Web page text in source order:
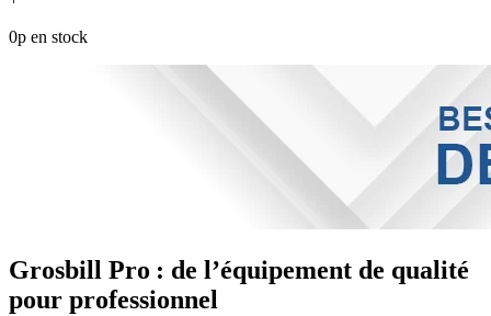
0p en stock
Grosbill Pro : de l’équipement de qualité
pour professionnel